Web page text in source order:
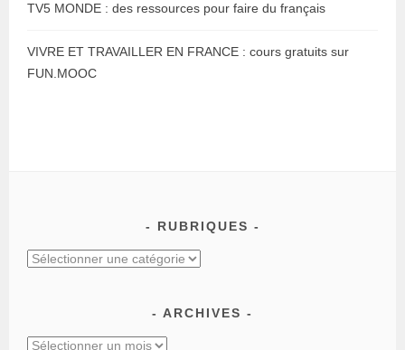
TV5 MONDE : des ressources pour faire du français
VIVRE ET TRAVAILLER EN FRANCE : cours gratuits sur
FUN.MOOC
RUBRIQUES
ARCHIVES